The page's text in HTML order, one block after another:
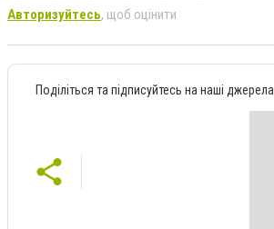
Авторизуйтесь, щоб оцінити
Поділіться та підписуйтесь на наші джерела